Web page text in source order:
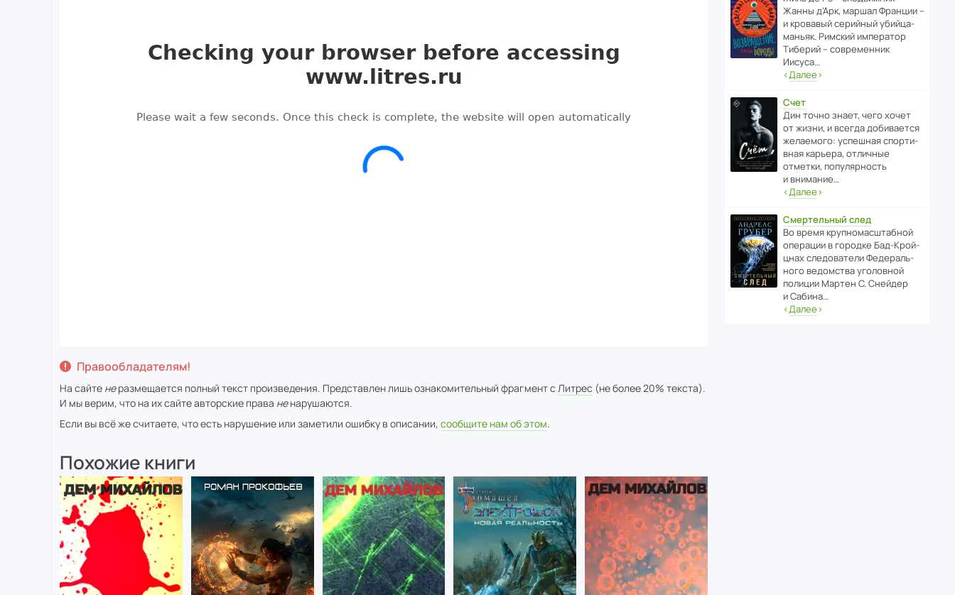
Правообладателям!
На сайте неразмещается полный текст произведения. Представлен лишь ознакомительный фрагмент с Литрес (не более 20% текста).
И мы верим, что на их сайте авторские права ненарушаются.
Если вы всё же считаете, что есть нарушение или заметили ошибку в описании, сообщите нам об этом.
Похожие книги
Жанны д’Арк, маршал Франции –
и кровавый серийный убийца-
маньяк. Римский импе­ратор
Тиберий – совре­менник
Иисуса…
‹Далее›
Счет
Дин точно знает, чего хочет
от жизни, и всегда доби­ва­ется
жела­е­мого: успе­шная спор­ти­
вная карьера, отли­чные
отметки, попу­ля­р­ность
и внимание…
‹Далее›
Смертельный след
Во время круп­но­мас­ш­та­бной
операции в городке Бад‑Крой­
цнах следо­ва­тели Феде­раль­
ного ведомства уголо­вной
полиции Мартен С. Снейдер
и Сабина…
‹Далее›